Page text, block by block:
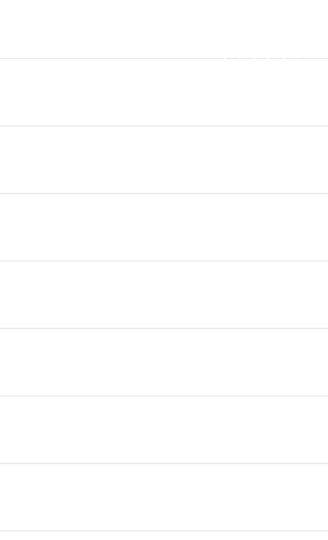
Рейтинг:
Смазка для
Производитель
Артикул